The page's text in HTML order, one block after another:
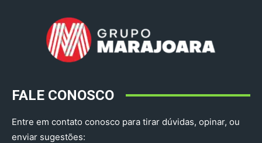
FALE CONOSCO
Entre em contato conosco para tirar dúvidas, opinar, ou
enviar sugestões: